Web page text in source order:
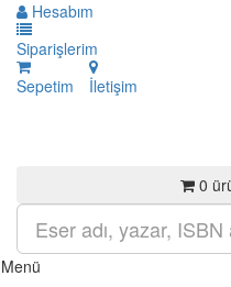
Hesabım
Siparişlerim
Sepetim
İletişim
0
Menü